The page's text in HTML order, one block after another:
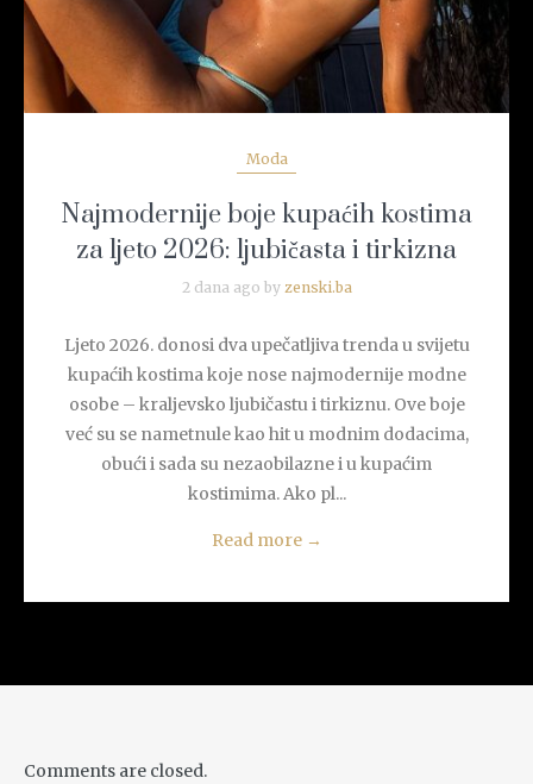
Moda
Najmodernije boje kupaćih kostima
za ljeto 2026: ljubičasta i tirkizna
2 dana ago by zenski.ba
Ljeto 2026. donosi dva upečatljiva trenda u svijetu
kupaćih kostima koje nose najmodernije modne
osobe – kraljevsko ljubičastu i tirkiznu. Ove boje
već su se nametnule kao hit u modnim dodacima,
obući i sada su nezaobilazne i u kupaćim
kostimima. Ako pl...
Read more →
Comments are closed.